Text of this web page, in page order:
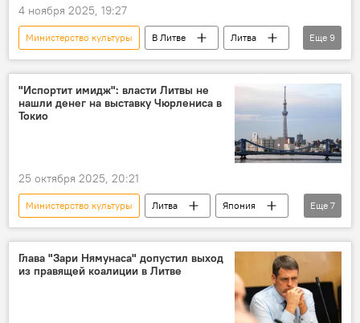
4 ноября 2025, 19:27
Министерство культуры В Литве
Литва
Япония
Инга Ругинене
Культура
культура
финансы
Общество
Микалоюс Константинас Чюрленис
Токио
Еще 9
"Испортит имидж": власти Литвы не
нашли денег на выставку Чюрлениса в
Токио
25 октября 2025, 20:21
Министерство культуры Литва
Япония
культура
Культура
финансы
Общество
Микалоюс Константинас Чюрленис
Токио
Еще 7
Глава "Зари Нямунаса" допустил выход
из правящей коалиции в Литве